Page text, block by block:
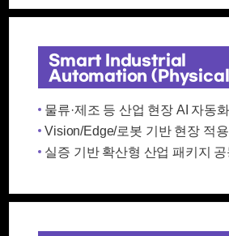
Smart Industrial
Automation
물류·제조 등 산업 현장 AI 자동
Vision/Edge/로봇 기반 현장 적
실증 기반 확산형 산업 패키지 공